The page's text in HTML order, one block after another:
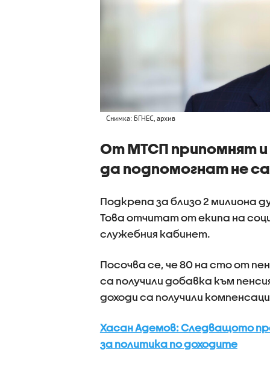
Снимка: БГНЕС, архив
От МТСП припомнят
да подпомогнат не
Подкрепа за близо 2 милиона
Това отчитат от екипа на
служебния кабинет.
Посочва се, че 80 на сто от
са получили добавка към
доходи са получили
Хасан Адемов: Следващото
за политика по доходите